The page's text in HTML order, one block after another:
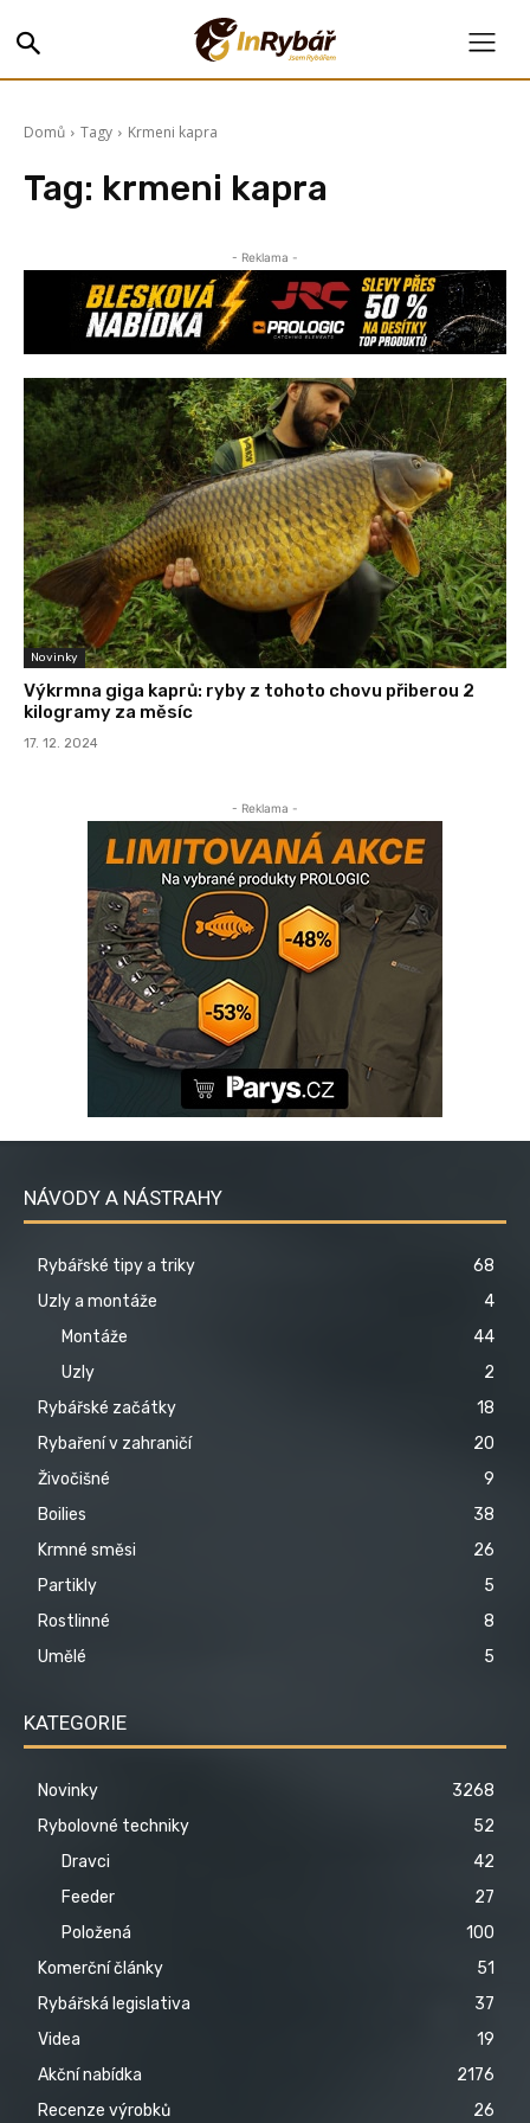
Domů Tagy Krmeni kapra
Tag: krmeni kapra
- Reklama -
Novinky
Výkrmna giga kaprů: ryby z tohoto chovu přiberou 2
kilogramy za měsíc
17. 12. 2024
- Reklama -
NÁVODY A NÁSTRAHY
Rybářské tipy a triky
68
Uzly a montáže
4
Montáže
44
Uzly
2
Rybářské začátky
18
Rybaření v zahraničí
20
Živočišné
9
Boilies
38
Krmné směsi
26
Partikly
5
Rostlinné
8
Umělé
5
KATEGORIE
Novinky
3268
Rybolovné techniky
52
Dravci
42
Feeder
27
Položená
100
Komerční články
51
Rybářská legislativa
37
Videa
19
Akční nabídka
2176
Recenze výrobků
26